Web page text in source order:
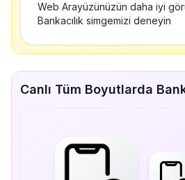
Web Arayüzünüzün daha iyi
Bankacılık simgemizi deneyin
Canlı Tüm Boyutlarda